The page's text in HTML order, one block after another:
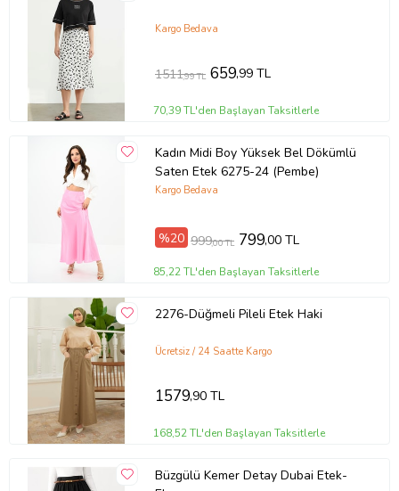
Kargo Bedava
1511,99 TL 659,99 TL
70,39 TL'den Başlayan Taksitlerle
Kadın Midi Boy Yüksek Bel Dökümlü
Saten Etek 6275-24 (Pembe)
Kargo Bedava
%20 999,00 TL 799,00 TL
85,22 TL'den Başlayan Taksitlerle
2276-Düğmeli Pileli Etek Haki
Ücretsiz / 24 Saatte Kargo
1579,90 TL
168,52 TL'den Başlayan Taksitlerle
Büzgülü Kemer Detay Dubai Etek-